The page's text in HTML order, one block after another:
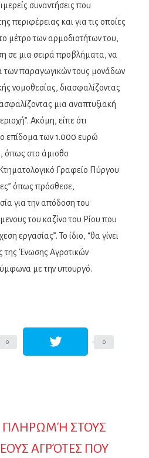
συναντήσεις που
περιφέρειας και για τις οποίες
μέτρο των αρμοδιοτήτων του,
σε μια σειρά προβλήματα, να
των παραγωγικών τους μονάδων
νομοθεσίας, διασφαλίζοντας
μια αναπτυξιακή
Ακόμη, είπε ότι
επίδομα των 1.000 ευρώ
όπως στο άμισθο
Γραφείο Πύργου
όπως πρόσθεσε,
για την απόδοση του
του καζίνο του Ρίου που
εργασίας”. Το ίδιο, “θα γίνει
της Ένωσης Αγροτικών
με την υπουργό.
0 0
ΠΛΗΡΩΜΉ ΣΤΟΥΣ
ΑΓΡΌΤΕΣ ΠΟΥ